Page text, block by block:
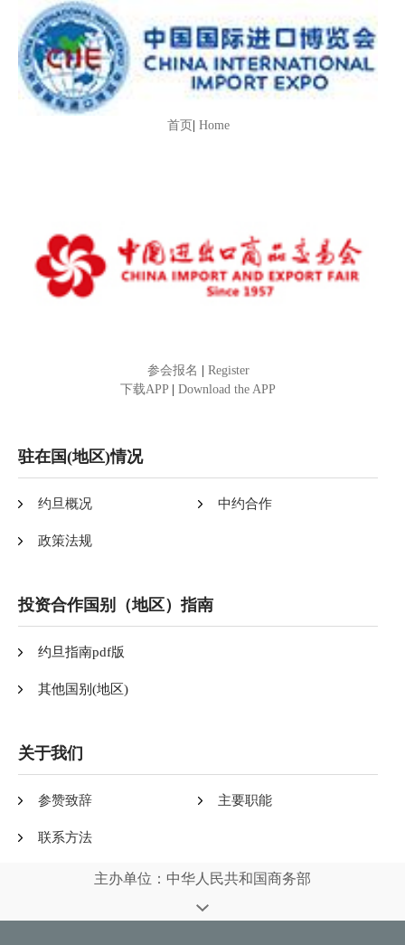
首页| Home
参会报名
Register
下载APP
Download the APP
驻在国(地区)情况
约旦概况 中约合作
政策法规
投资合作国别（地区）指南
约旦指南pdf版
其他国别(地区)
关于我们
参赞致辞 主要职能
联系方法
主办单位：中华人民共和国商务部